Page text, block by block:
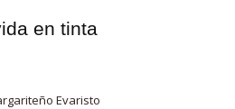
en tinta
Evaristo